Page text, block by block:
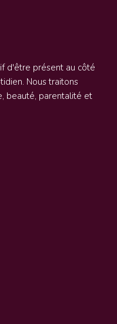
d'être présent au côté
Nous traitons
beauté, parentalité et